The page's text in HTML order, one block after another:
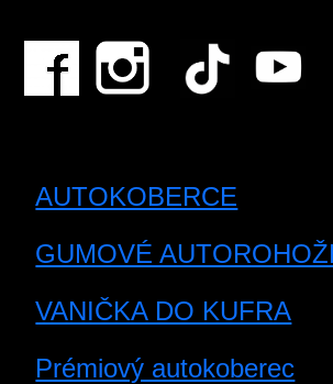
AUTOKOBERCE
GUMOVÉ
VANIČKA DO KUFRA
Prémiový autokoberec